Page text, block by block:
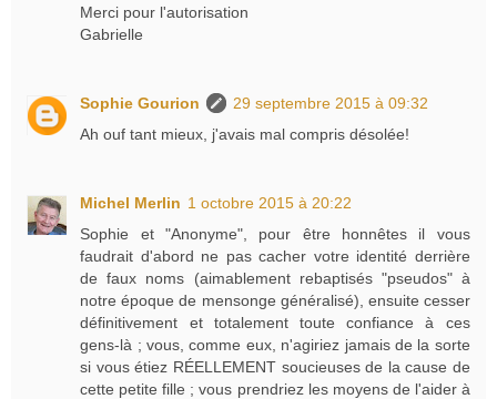
Merci pour l'autorisation
Gabrielle
Sophie Gourion
29 septembre 2015 à 09:32
Ah ouf tant mieux, j'avais mal compris désolée!
Michel Merlin 1 octobre 2015 à 20:22
Sophie et "Anonyme", pour être honnêtes il vous
faudrait d'abord ne pas cacher votre identité derrière
de faux noms (aimablement rebaptisés "pseudos" à
notre époque de mensonge généralisé), ensuite cesser
définitivement et totalement toute confiance à ces
gens-là ; vous, comme eux, n'agiriez jamais de la sorte
si vous étiez RÉELLEMENT soucieuses de la cause de
cette petite fille ; vous prendriez les moyens de l'aider à